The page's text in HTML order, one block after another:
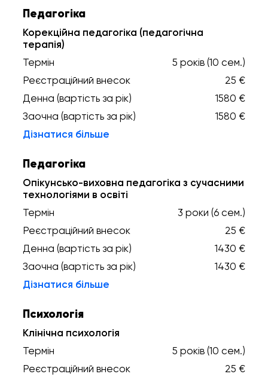
Педагогіка
Корекційна педагогіка (педагогічна
терапія)
Термін
5 років (10 сем.)
Реєстраційний внесок
25 €
Денна (вартість за рік)
1580 €
Заочна (вартість за рік)
1580 €
Дізнатися більше
Педагогіка
Опікунсько-виховна педагогіка з сучасними
технологіями в освіті
Термін
3 роки (6 сем.)
Реєстраційний внесок
25 €
Денна (вартість за рік)
1430 €
Заочна (вартість за рік)
1430 €
Дізнатися більше
Психологія
Клінічна психологія
Термін
5 років (10 сем.)
Реєстраційний внесок
25 €